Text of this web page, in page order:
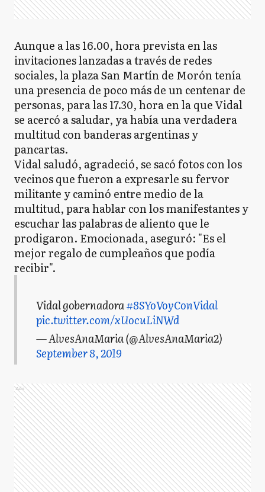
Aunque a las 16.00, hora prevista en las
invitaciones lanzadas a través de redes
sociales, la plaza San Martín de Morón tenía
una presencia de poco más de un centenar de
personas, para las 17.30, hora en la que Vidal
se acercó a saludar, ya había una verdadera
multitud con banderas argentinas y
pancartas.
Vidal saludó, agradeció, se sacó fotos con los
vecinos que fueron a expresarle su fervor
militante y caminó entre medio de la
multitud, para hablar con los manifestantes y
escuchar las palabras de aliento que le
prodigaron. Emocionada, aseguró: "Es el
mejor regalo de cumpleaños que podía
recibir".
Vidal gobernadora#8SYoVoyConVidal
pic.twitter.com/xUocuLiNWd
— AlvesAnaMaria (@AlvesAnaMaria2)
September 8, 2019
Ads